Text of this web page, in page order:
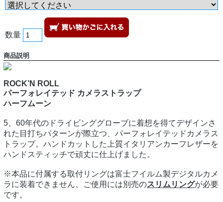
数量
商品説明
ROCK’N ROLL
パーフォレイテッド カメラストラップ
ハーフムーン
5、60年代のドライビンググローブに着想を得てデザインさ
れた目打ちパターンが際立つ、パーフォレイテッドカメラス
トラップ。ハンドカットした上質イタリアンカーフレザーを
ハンドスティッチで頑丈に仕上げました。
※本品に付属する取付リングは富士フイルム製デジタルカメ
ラに装着できません。ご使用には別売のスリムリングが必要
です。